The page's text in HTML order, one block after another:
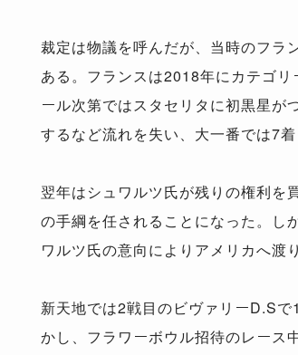
裁定は物議を呼んだが、当時のフラ
ある。フランスは2018年にカテゴ
ール次第ではスタセリタに初黒星が
するなど流れを失い、大一番では7
翌年はシュワルツ氏が残りの権利を
の手綱を任されることになった。し
ワルツ氏の意向によりアメリカへ渡
新天地では2戦目のビヴァリーD.S
かし、フラワーボウル招待のレース